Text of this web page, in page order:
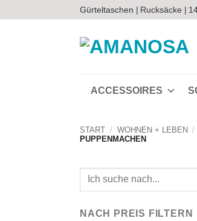
Inhalt
Gürteltaschen | Rucksäcke |
ACCESSOIRES
START / WOHNEN + LEBEN /
PUPPENMACHEN
Suchen
NACH PREIS FILTERN